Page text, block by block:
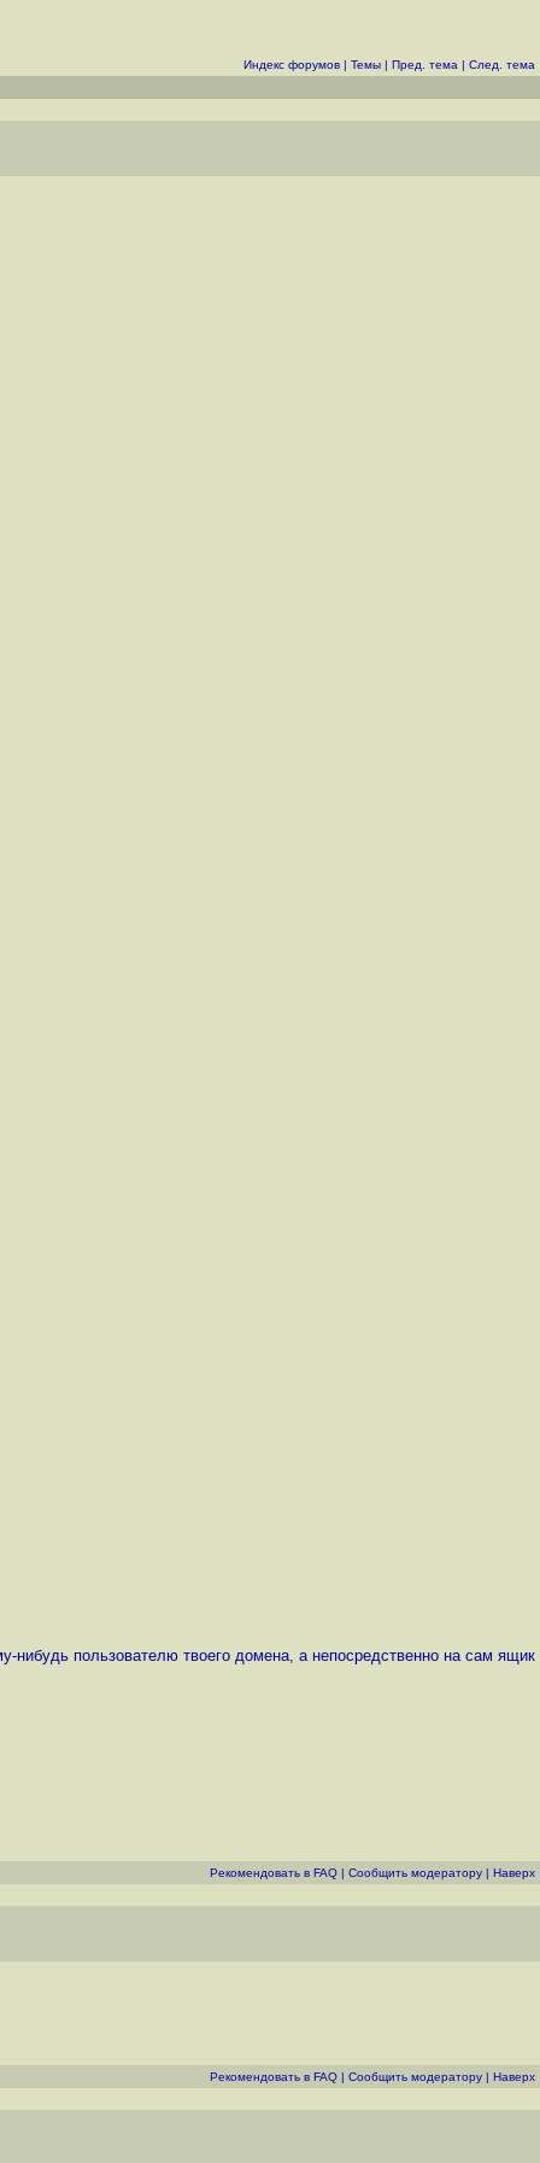
Индекс форумов | Темы | Пред. тема | След. тема
пользователю твоего домена, а непосредственно на сам ящик
Рекомендовать в FAQ | Cообщить модератору | Наверх
Рекомендовать в FAQ | Cообщить модератору | Наверх